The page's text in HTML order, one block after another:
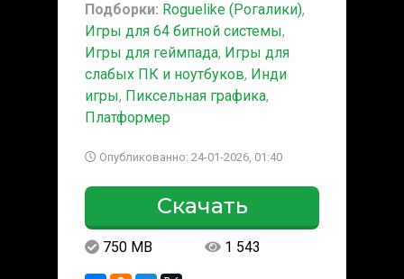
Подборки: Roguelike (Рогалики),
Игры для 64 битной системы,
Игры для геймпада, Игры для
слабых ПК и ноутбуков, Инди
игры, Пиксельная графика,
Платформер
Опубликованно: 24-01-2026, 01:40
Скачать
750 MB 1 543